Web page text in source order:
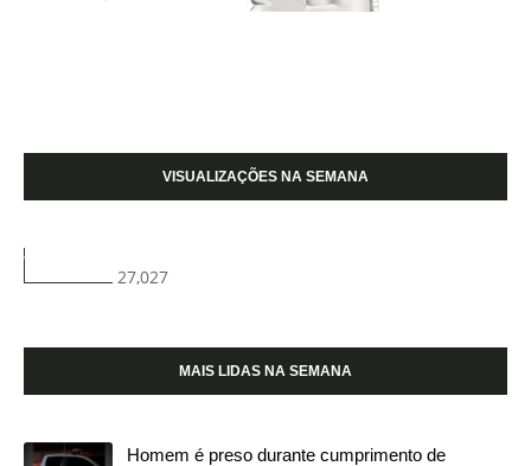
VISUALIZAÇÕES NA SEMANA
27,027
MAIS LIDAS NA SEMANA
Homem é preso durante cumprimento de